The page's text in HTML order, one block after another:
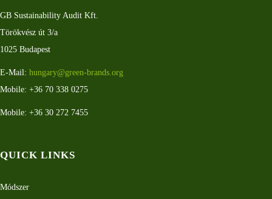
GB Sustainability Audit Kft.
Törökvész út 3/a
1025 Budapest
E-Mail: hungary@green-brands.org
Mobile: +36 70 338 0275
Mobile: +36 30 272 7455
QUICK LINKS
Módszer